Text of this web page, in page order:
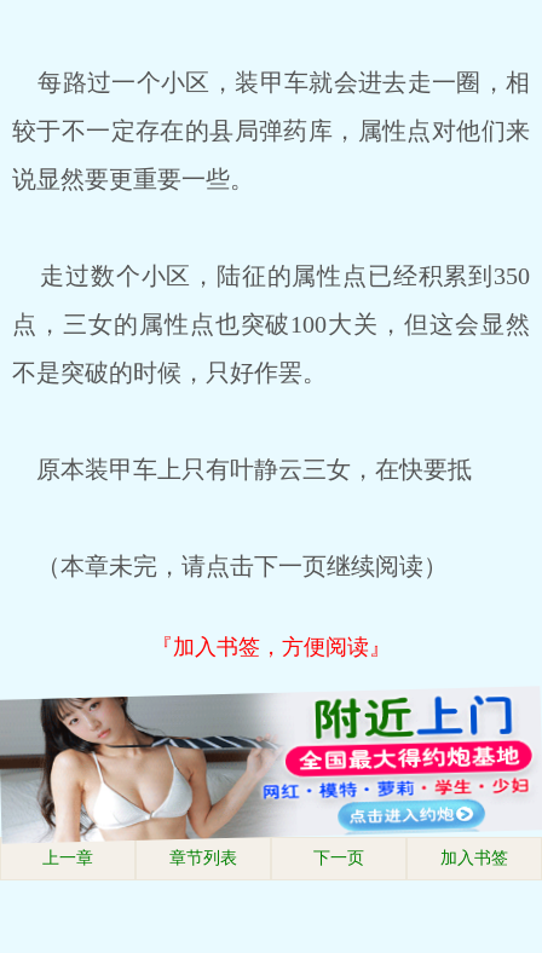
每路过一个小区，装甲车就会进去走一圈，相
较于不一定存在的县局弹药库，属性点对他们来
说显然要更重要一些。
走过数个小区，陆征的属性点已经积累到350
点，三女的属性点也突破100大关，但这会显然
不是突破的时候，只好作罢。
原本装甲车上只有叶静云三女，在快要抵
（本章未完，请点击下一页继续阅读）
『加入书签，方便阅读』
上一章 章节列表 下一页 加入书签